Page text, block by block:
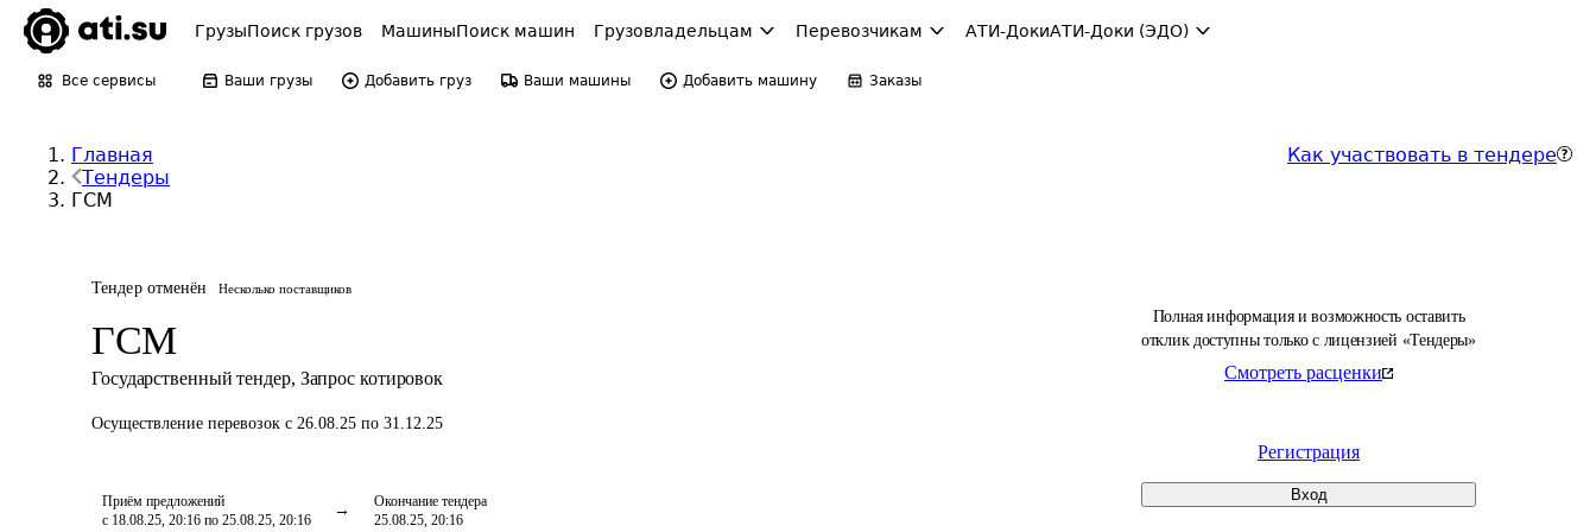
ГрузыПоиск грузов МашиныПоиск машин Грузовладельцам Перевозчикам АТИ-ДокиАТИ-Доки (ЭДО)
Все сервисы Ваши грузы Добавить груз Ваши машины Добавить машину Заказы
Главная
Тендеры
ГСМ
Как участвовать в тендере
Тендер отменён Несколько поставщиков
ГСМ
Государственный тендер, Запрос котировок
Осуществление перевозок с 26.08.25 по 31.12.25
Приём предложений
с 18.08.25, 20:16 по 25.08.25, 20:16
Окончание тендера
25.08.25, 20:16
Полная информация и возможность оставить
отклик доступны только с лицензией «Тендеры»
Смотреть расценки
Регистрация
Вход